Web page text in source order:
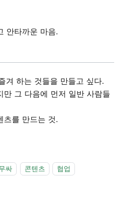
안타까운 마음.
겨 하는 것들을 만들고 싶다.
만 그 다음에 먼저 일반 사람들
츠를 만드는 것.
싸 콘텐츠
협업